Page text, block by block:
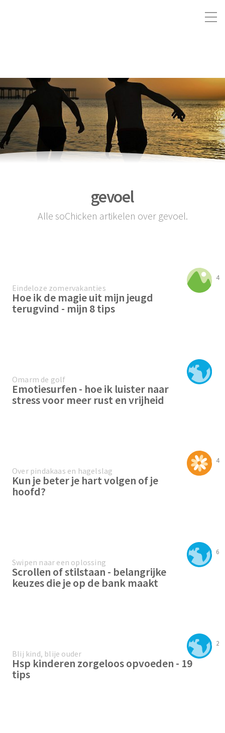
gevoel
Alle soChicken artikelen over gevoel.
4
Eindeloze zomervakanties
Hoe ik de magie uit mijn jeugd
terugvind - mijn 8 tips
Omarm de golf
Emotiesurfen - hoe ik luister naar
stress voor meer rust en vrijheid
4
Over pindakaas en hagelslag
Kun je beter je hart volgen of je
hoofd?
6
Swipen naar een oplossing
Scrollen of stilstaan - belangrijke
keuzes die je op de bank maakt
2
Blij kind, blije ouder
Hsp kinderen zorgeloos opvoeden - 19
tips